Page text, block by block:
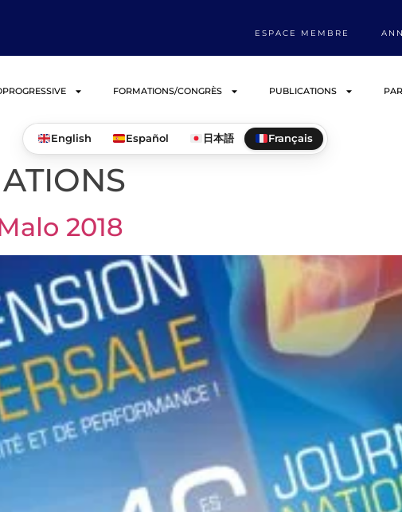
ESPACE MEMBRE
FORMATIONS/CONGRÈS PUBLICATIONS
English Español 日本語 Français
2018